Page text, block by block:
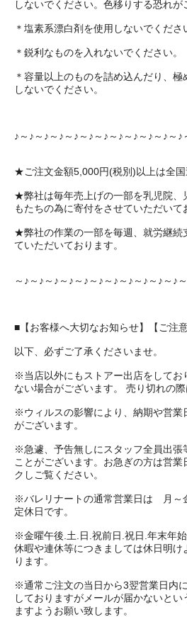
しないでください。色移りする恐れが
＊塩素系漂白剤を使用しないでくださ
＊鋭利なものを入れないでください。
＊容量以上のものを詰め込んだり、
しないでください。
♪～♪～♪～♪～♪～♪～♪～♪～♪～♪～♪～♪
★ご注文金額5,000円(税別)以上は全国
★弊社は毎年売上げの一部を乳児院、
もたちの為に寄付をさせていただいて
★弊社の作業の一部を毎週、就労継続
ていただいております。
～♪～♪～♪～♪～♪～♪～♪～♪～♪～♪～♪
■【お客様へ大切なお知らせ】【ご注意
以下、必ずご了承くださいませ。
※当店以外にもストアー出店をしてお
ない場合がございます。 売り切れの際
※ウィルスの影響により、納期や営業
がございます。
※急遽、予告無しにスタッフ全員出張
ことがございます。お急ぎの方は営
クしご覧ください。
※バレリナートの通常営業日は 月～
定休日です。
※金曜午後.土.日.祝前日.祝日.年末年
休暇や連休等につきましては休日明け
ります。
※通常ご注文の当日から3翌営業日内
しておりますがメールが届かないとい
ますようお願い致します。